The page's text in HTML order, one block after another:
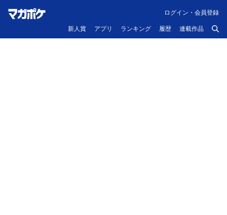
新人賞 アプリ ランキング 履歴 連載作品
ログイン・会員登録